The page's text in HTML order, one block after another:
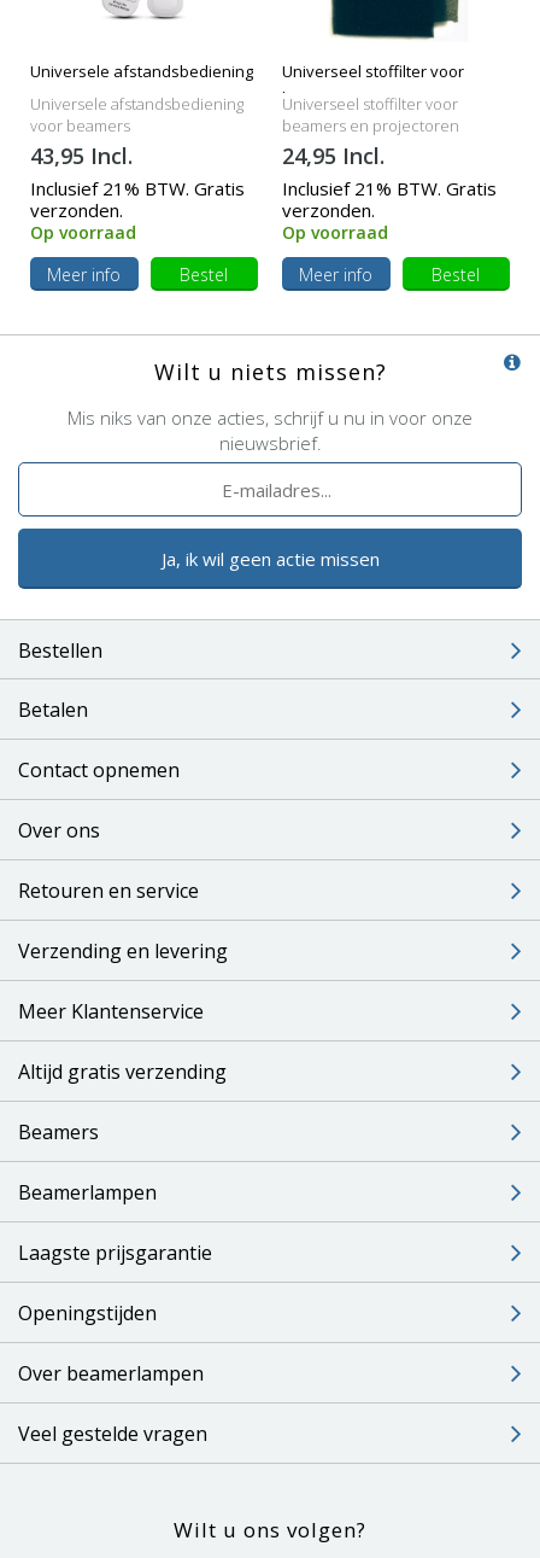
Universele afstandsbediening
Universele afstandsbediening
voor beamers
43,95 Incl.
Inclusief 21% BTW. Gratis
verzonden.
Op voorraad
Meer info
Bestel
Universeel stoffilter voor
beamers
Universeel stoffilter voor
beamers en projectoren
24,95 Incl.
Inclusief 21% BTW. Gratis
verzonden.
Op voorraad
Meer info
Bestel
Wilt u niets missen?
Mis niks van onze acties, schrijf u nu in voor onze
nieuwsbrief.
Ja, ik wil geen actie missen
Bestellen
Betalen
Contact opnemen
Over ons
Retouren en service
Verzending en levering
Meer Klantenservice
Altijd gratis verzending
Beamers
Beamerlampen
Laagste prijsgarantie
Openingstijden
Over beamerlampen
Veel gestelde vragen
Wilt u ons volgen?